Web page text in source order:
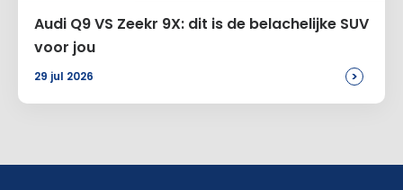
Audi Q9 VS Zeekr 9X: dit is de belachelijke SUV
voor jou
29 jul 2026 >